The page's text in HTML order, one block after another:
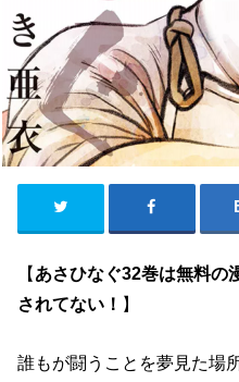
【あさひなぐ32巻は無料の
されてない！ 】
誰もが闘うことを夢見た